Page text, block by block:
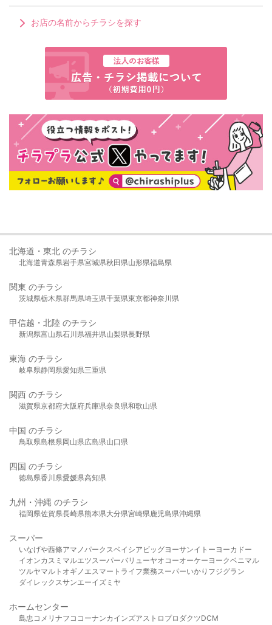
お店の名前からチラシを探す
北海道・東北 のチラシ
北海道青森県岩手県宮城県秋田県山形県福島県
関東 のチラシ
茨城県栃木県群馬県埼玉県千葉県東京都神奈川県
甲信越・北陸 のチラシ
新潟県富山県石川県福井県山梨県長野県
東海 のチラシ
岐阜県静岡県愛知県三重県
関西 のチラシ
滋賀県京都府大阪府兵庫県奈良県和歌山県
中国 のチラシ
鳥取県島根県岡山県広島県山口県
四国 のチラシ
徳島県香川県愛媛県高知県
九州・沖縄 のチラシ
福岡県佐賀県長崎県熊本県大分県宮崎県鹿児島県沖縄県
スーパー
いなげや西條アマノパークスベイシア ビッグヨーサンイトーヨーカドー
イオンカスミ マルエツスーパーバリューヤオコーオーケー ヨークベニマル
ツルヤマルト オギノ エスマート ライフ業務スーパーいかり フジグラン
ダイレックスサンエーイズミヤ
ホームセンター
島忠 コメリ ナフコ コーナンカインズアストロプロダクツDCM